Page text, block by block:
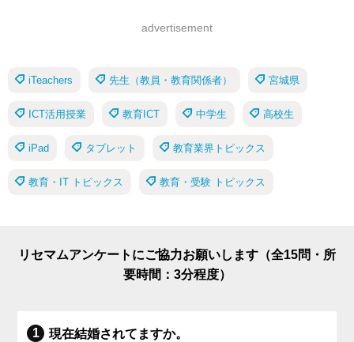
advertisement
iTeachers 先生（教員・教育関係者） 宮城県
ICT活用授業 教育ICT 中学生 高校生
iPad タブレット 教育業界トピックス
教育・IT トピックス 教育・受験 トピックス
リセマムアンケートにご協力お願いします（全15問・所
要時間：3分程度）
現在結婚されてますか。